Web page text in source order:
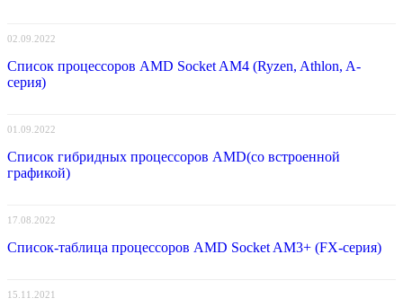
02.09.2022
Список процессоров AMD Socket AM4 (Ryzen, Athlon, A-
серия)
01.09.2022
Список гибридных процессоров AMD(со встроенной
графикой)
17.08.2022
Список-таблица процессоров AMD Socket AM3+ (FX-серия)
15.11.2021